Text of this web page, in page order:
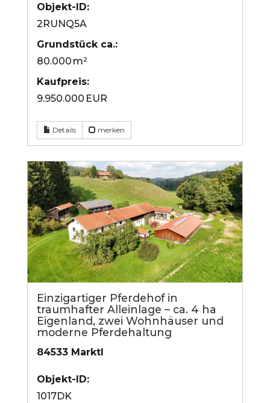
Objekt-ID:
2RUNQ5A
Grund­stück ca.:
80.000 m²
Kaufpreis:
9.950.000 EUR
Details merken
Einzigartiger Pferdehof in
traumhafter Alleinlage – ca. 4 ha
Eigenland, zwei Wohnhäuser und
moderne Pferdehaltung
84533 Marktl
Objekt-ID:
1017DK